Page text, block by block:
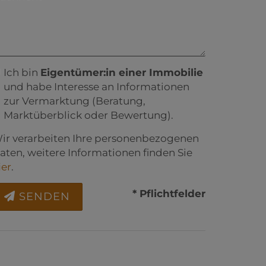
Ich bin Eigentümer:in einer Immobilie
und habe Interesse an Informationen
zur Vermarktung (Beratung,
Marktüberblick oder Bewertung).
verarbeiten Ihre personenbezogenen
weitere Informationen finden Sie
.
SENDEN * Pflichtfelder